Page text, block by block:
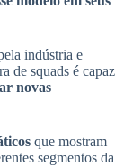
indústria e
de squads é capaz
novas
que mostram
segmentos da